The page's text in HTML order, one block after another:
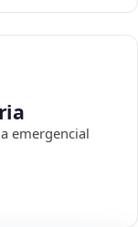
emergencial